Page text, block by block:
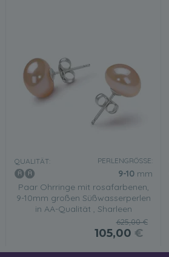
QUALITÄT: PERLENGRÖSSE:
9-10mm
Paar Ohrringe mit rosafarbenen,
9-10mm großen Süßwasserperlen
in AA-Qualität , Sharleen
625,00 €
105,00 €